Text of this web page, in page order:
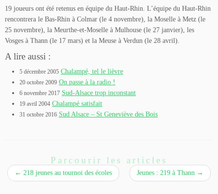
19 joueurs ont été retenus en équipe du Haut-Rhin. L’équipe du Haut-Rhin
rencontrera le Bas-Rhin à Colmar (le 4 novembre), la Moselle à Metz (le
25 novembre), la Meurthe-et-Moselle à Mulhouse (le 27 janvier), les
Vosges à Thann (le 17 mars) et la Meuse à Verdun (le 28 avril).
A lire aussi :
5 décembre 2005 Chalampé, tel le lièvre
20 octobre 2009 On passe à la radio !
6 novembre 2017 Sud-Alsace trop inconstant
19 avril 2004 Chalampé satisfait
31 octobre 2016 Sud Alsace – St Geneviève des Bois
Parcourir les articles
← 218 jeunes au tournoi des écoles Jeunes : 219 à Thann →